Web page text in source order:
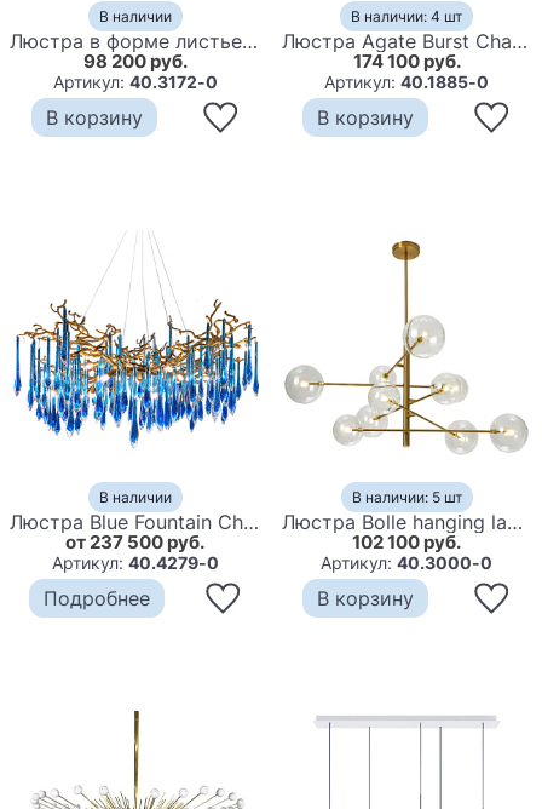
В наличии
Люстра в форме листьев пальмы Ginger and Jagger Bananas floor lamp
98 200 руб.
Артикул: 40.3172-0
В корзину
В наличии: 4 шт
Люстра Agate Burst Chandelier Blue Line
174 100 руб.
Артикул:40.1885-0
В корзину
В наличии
Люстра Blue Fountain Chandelier
от 237 500 руб.
Артикул: 40.4279-0
Подробнее
В наличии: 5 шт
Люстра Bolle hanging lamp диаметр 100 см
102 100 руб.
Артикул:40.3000-0
В корзину